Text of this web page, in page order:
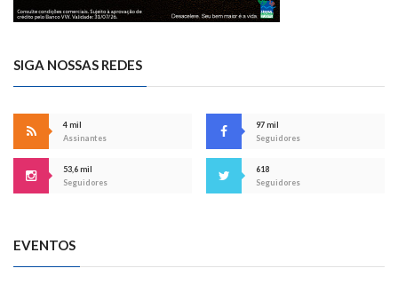
SIGA NOSSAS REDES
4 mil
Assinantes
97 mil
Seguidores
53,6 mil
Seguidores
618
Seguidores
EVENTOS